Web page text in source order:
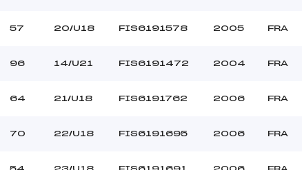
57 20/U18 FIS6191578 2005 FRA
96 14/U21 FIS6191472 2004 FRA
64 21/U18 FIS6191762 2006 FRA
70 22/U18 FIS6191695 2006 FRA